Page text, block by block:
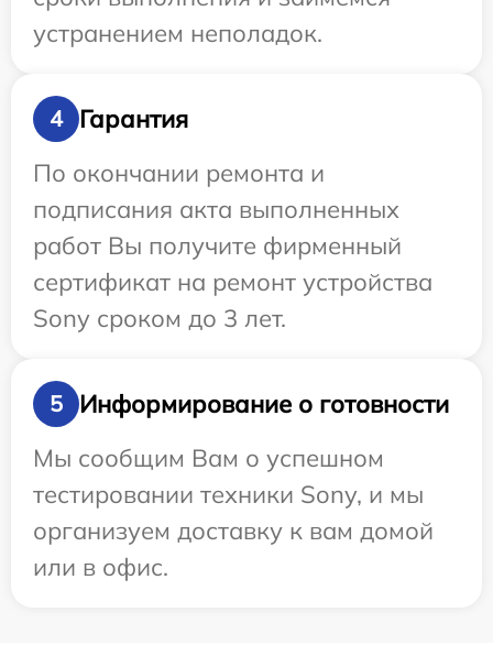
устранением неполадок.
4
Гарантия
По окончании ремонта и
подписания акта выполненных
работ Вы получите фирменный
сертификат на ремонт устройства
Sony сроком до 3 лет.
5
Информирование о готовности
Мы сообщим Вам о успешном
тестировании техники Sony, и мы
организуем доставку к вам домой
или в офис.